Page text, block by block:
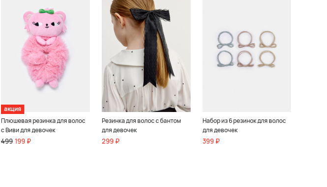
акция
Плюшевая резинка для волос
с Виви для девочек
499 199 ₽
Резинка для волос с бантом
для девочек
299 ₽
Набор из 6 резинок для волос
для девочек
399 ₽